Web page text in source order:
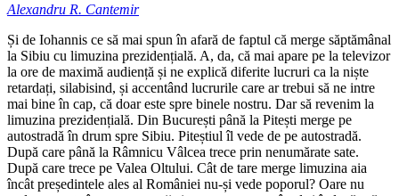
Alexandru R. Cantemir
Și de Iohannis ce să mai spun în afară de faptul că merge săptămânal
la Sibiu cu limuzina prezidențială. A, da, că mai apare pe la televizor
la ore de maximă audiență și ne explică diferite lucruri ca la niște
retardați, silabisind, și accentând lucrurile care ar trebui să ne intre
mai bine în cap, că doar este spre binele nostru. Dar să revenim la
limuzina prezidențială. Din București până la Pitești merge pe
autostradă în drum spre Sibiu. Piteștiul îl vede de pe autostradă.
După care până la Râmnicu Vâlcea trece prin nenumărate sate.
După care trece pe Valea Oltului. Cât de tare merge limuzina aia
încât președintele ales al României nu-și vede poporul? Oare nu